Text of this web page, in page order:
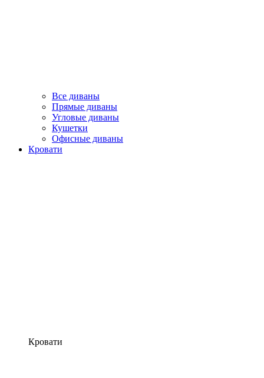
Все диваны
Прямые диваны
Угловые диваны
Кушетки
Офисные диваны
Кровати
Кровати